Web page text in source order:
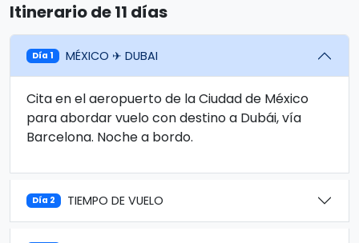
Itinerario de 11 días
Día 1 MÉXICO ✈ DUBAI
Cita en el aeropuerto de la Ciudad de México
para abordar vuelo con destino a Dubái, vía
Barcelona. Noche a bordo.
Día 2 TIEMPO DE VUELO